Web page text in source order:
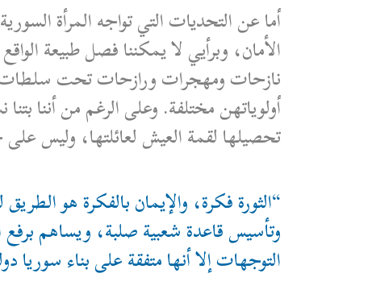
أما عن التحديات التي تواجه المرأة
الأمان، وبرأيي لا يمكننا فصل طبيعة
نازحات ومهجرات ورازحات تحت سلطات
أولوياتهن مختلفة. وعلى الرغم من أننا
تحصيلها لقمة العيش لعائلتها، وليس على
“الثورة فكرة، والإيمان بالفكرة هو
وتأسيس قاعدة شعبية صلبة، ويساهم
التوجهات إلا أنها متفقة على بناء سوريا